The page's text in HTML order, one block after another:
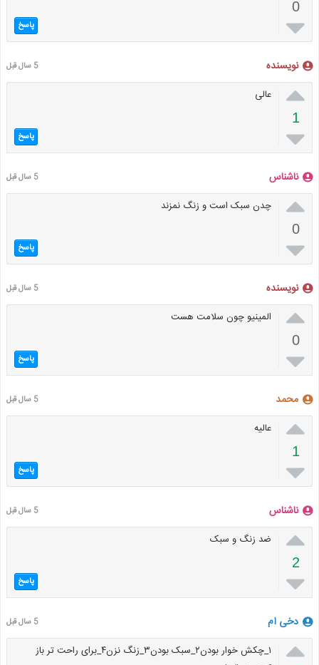
0
 پاسخ
نویسنده 5 سال قبل

1

عالی
پاسخ
ناشناس 5 سال قبل

0

چدن سبک است و زنگ نمزند
پاسخ
نویسنده 5 سال قبل

0

المینیو چون سلامت هست
پاسخ
محمد 5 سال قبل

1

عالیه
پاسخ
ناشناس 5 سال قبل

2

ضد زنگ و سبک
پاسخ
دخی ام 5 سال قبل

۱_چکش خوار بودن۲_سبک بودن۳_زنگ نزن۴_برای راحت تر باز